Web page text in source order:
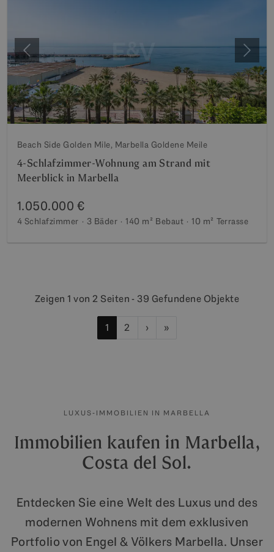
Vorherige
Beach Side Golden Mile, Marbella Goldene Meile
4-Schlafzimmer-Wohnung am Strand mit
Meerblick in Marbella
1.050.000 €
4 Schlafzimmer 3 Bäder 140 m² Bebaut 10 m² Terrasse
Zeigen 1 von 2 Seiten - 39 Gefundene Objekte
1 2 › »
LUXUS-IMMOBILIEN IN MARBELLA
Immobilien kaufen in Marbella,
Costa del Sol.
Entdecken Sie eine Welt des Luxus und des
modernen Wohnens mit dem exklusiven
Portfolio von Engel & Völkers Marbella. Unser